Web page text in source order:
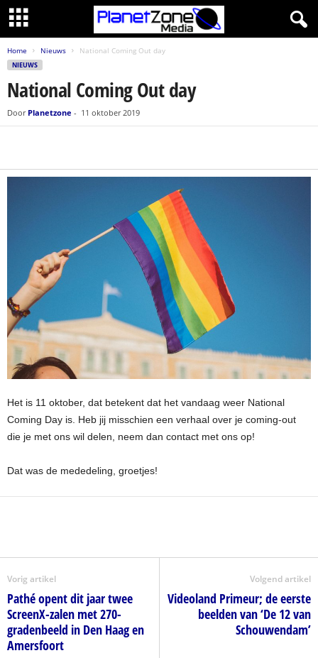
Home Nieuws National Coming Out day
NIEUWS
National Coming Out day
Door Planetzone - 11 oktober 2019
Het is 11 oktober, dat betekent dat het vandaag weer National
Coming Day is. Heb jij misschien een verhaal over je coming-out
die je met ons wil delen, neem dan contact met ons op!
Dat was de mededeling, groetjes!
Vorig artikel
Pathé opent dit jaar twee
ScreenX-zalen met 270-
gradenbeeld in Den Haag en
Amersfoort
Volgend artikel
Videoland Primeur; de eerste
beelden van ‘De 12 van
Schouwendam’